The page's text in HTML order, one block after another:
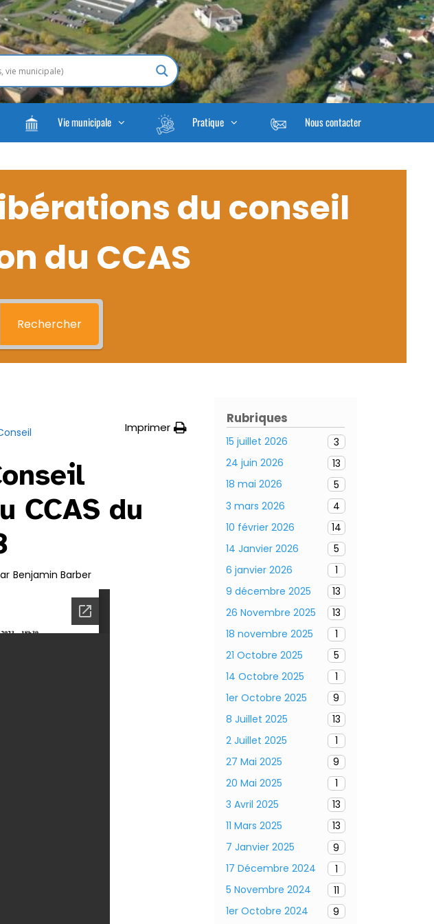
Vie municipale Pratique Nous contacter
du conseil
du CCAS
Rechercher
Imprimer
CCAS du
Benjamin Barber
Rubriques
15 juillet 2026
3
24 juin 2026
13
18 mai 2026
5
3 mars 2026
4
10 février 2026
14
14 Janvier 2026
5
6 janvier 2026
1
9 décembre 2025
13
26 Novembre 2025
13
18 novembre 2025
1
21 Octobre 2025
5
14 Octobre 2025
1
1er Octobre 2025
9
8 Juillet 2025
13
2 Juillet 2025
1
27 Mai 2025
9
20 Mai 2025
1
3 Avril 2025
13
11 Mars 2025
13
7 Janvier 2025
9
17 Décembre 2024
1
5 Novembre 2024
11
1er Octobre 2024
9